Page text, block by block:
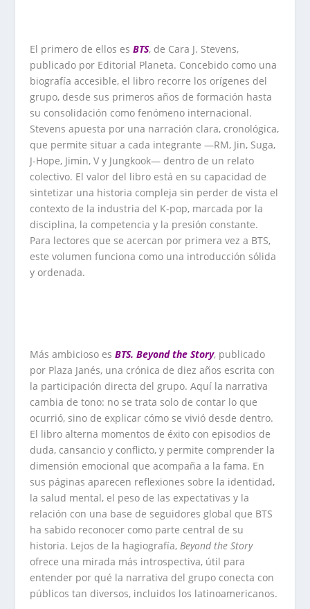
El primero de ellos es BTS, de Cara J. Stevens,
publicado por Editorial Planeta. Concebido como una
biografía accesible, el libro recorre los orígenes del
grupo, desde sus primeros años de formación hasta
su consolidación como fenómeno internacional.
Stevens apuesta por una narración clara, cronológica,
que permite situar a cada integrante —RM, Jin, Suga,
J-Hope, Jimin, V y Jungkook— dentro de un relato
colectivo. El valor del libro está en su capacidad de
sintetizar una historia compleja sin perder de vista el
contexto de la industria del K-pop, marcada por la
disciplina, la competencia y la presión constante.
Para lectores que se acercan por primera vez a BTS,
este volumen funciona como una introducción sólida
y ordenada.
Más ambicioso es BTS. Beyond the Story, publicado
por Plaza Janés, una crónica de diez años escrita con
la participación directa del grupo. Aquí la narrativa
cambia de tono: no se trata solo de contar lo que
ocurrió, sino de explicar cómo se vivió desde dentro.
El libro alterna momentos de éxito con episodios de
duda, cansancio y conflicto, y permite comprender la
dimensión emocional que acompaña a la fama. En
sus páginas aparecen reflexiones sobre la identidad,
la salud mental, el peso de las expectativas y la
relación con una base de seguidores global que BTS
ha sabido reconocer como parte central de su
historia. Lejos de la hagiografía, Beyond the Story
ofrece una mirada más introspectiva, útil para
entender por qué la narrativa del grupo conecta con
públicos tan diversos, incluidos los latinoamericanos.